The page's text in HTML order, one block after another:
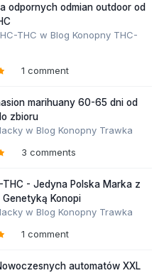
odpornych odmian outdoor od
THC w Blog Konopny THC-
1 comment
marihuany 60-65 dni od
zbioru
w Blog Konopny Trawka
3 comments
THC - Jedyna Polska Marka z
Genetyką Konopi
w Blog Konopny Trawka
1 comment
automatów XXL